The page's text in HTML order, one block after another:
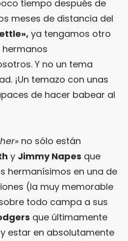
tiempo después de
meses de distancia del
ya tengamos otro
Y no un tema
¡Un temazo con unas
de hacer babear al
no sólo están
y Jimmy Napes que
hermanísimos en una de
(la muy memorable
todo campa a sus
que últimamente
estar en absolutamente